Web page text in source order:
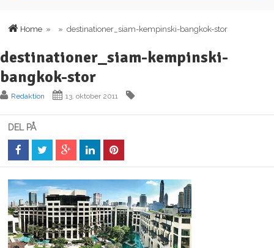
Home » » destinationer_siam-kempinski-bangkok-stor
destinationer_siam-kempinski-
bangkok-stor
Redaktion 13. oktober 2011
DEL PÅ